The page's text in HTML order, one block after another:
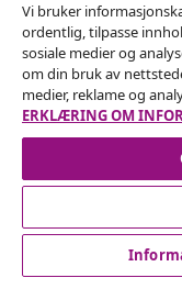
vidaXL
Oppdag mer
Vi bruker
ordentlig, tilpasse
sosiale medier og
om din bruk av
medier, reklame og
ERKLÆRING OM